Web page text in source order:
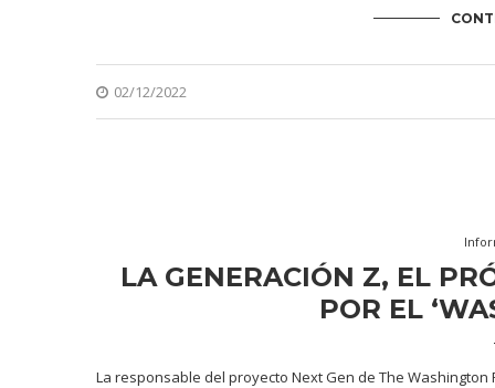
02/12/2022
LA GENERACIÓN Z, EL
POR EL
La responsable del proyecto Next Gen de The